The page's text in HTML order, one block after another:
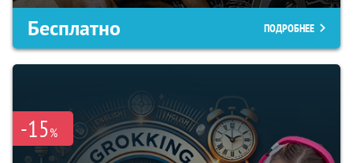
Бесплатно ПОДРОБНЕЕ
-15%